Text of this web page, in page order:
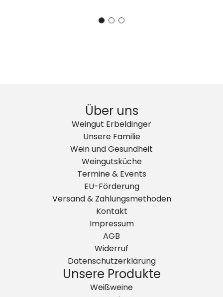
Über uns
Weingut Erbeldinger
Unsere Familie
Wein und Gesundheit
Weingutsküche
Termine & Events
EU-Förderung
Versand & Zahlungsmethoden
Kontakt
Impressum
AGB
Widerruf
Datenschutzerklärung
Unsere Produkte
Weißweine